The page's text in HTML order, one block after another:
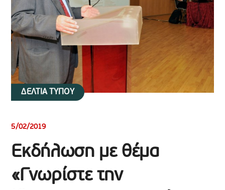
ΔΕΛΤΙΑ ΤΥΠΟΥ
5/02/2019
Εκδήλωση με θέμα
«Γνωρίστε την